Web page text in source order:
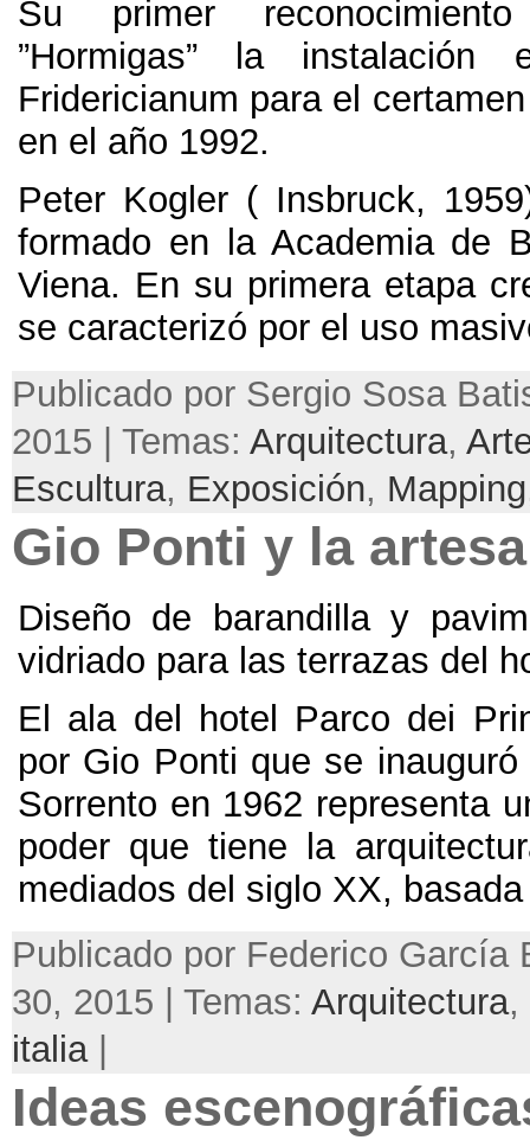
Su primer reconocimiento
”Hormigas” la
Fridericianum para el
en el año 1992.
Peter Kogler ( Insbruck,
formado en la Academia de
Viena. En su primera etapa
se caracterizó por el uso
Publicado por Sergio Sosa
2015 | Temas: Arquitectura,
Escultura, Exposición, Mapping
Gio Ponti y la
Diseño de barandilla y
vidriado para las terrazas del
El ala del hotel Parco dei
por Gio Ponti que se
Sorrento en 1962 representa
poder que tiene la
mediados del siglo XX,
Publicado por Federico García
30, 2015 | Temas: Arquitectura,
italia|
Ideas